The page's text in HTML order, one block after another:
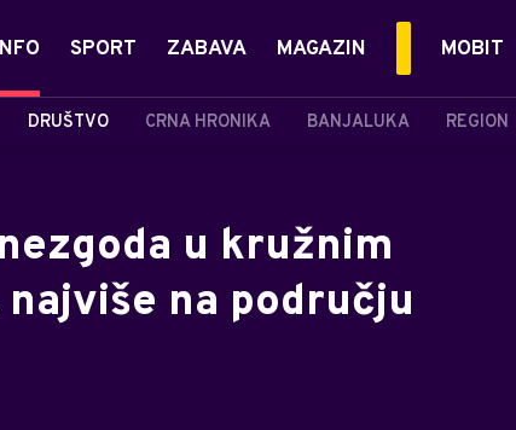
DRUŠTVO CRNA HRONIKA BANJALUKA REGION
SPORT ZABAVA MAGAZIN MOBIT
u kružnim
na području